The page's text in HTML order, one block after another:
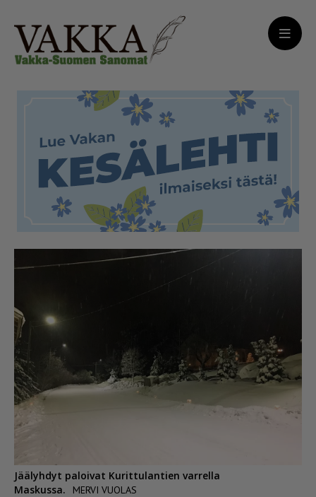
Jäälyhdyt paloivat Kurittulantien varrella
Maskussa.
MERVI VUOLAS